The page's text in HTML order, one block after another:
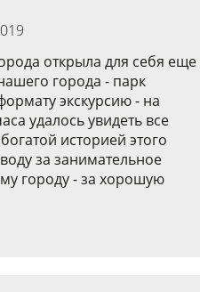
открыла для себя еще
города - парк
экскурсию - на
удалось увидеть все
историей этого
за занимательное
городу - за хорошую